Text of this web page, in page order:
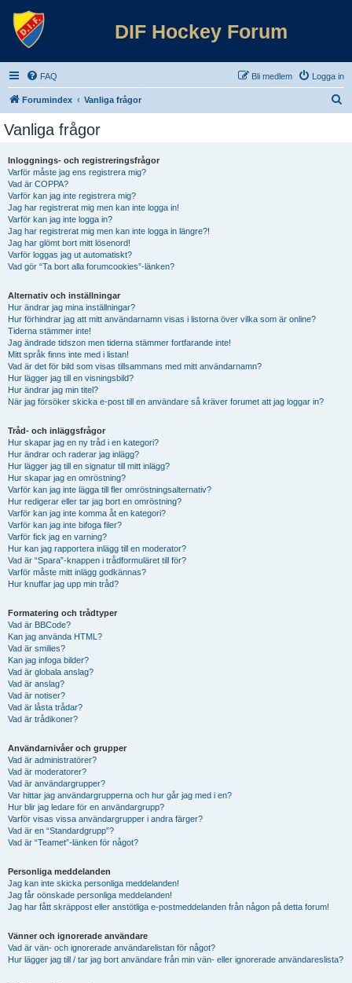
DIF Hockey Forum
FAQ Logga in
Bli medlem
Forumindex Vanliga frågor
Vanliga frågor
Inloggnings- och registreringsfrågor
Varför måste jag ens registrera mig?
Vad är COPPA?
Varför kan jag inte registrera mig?
Jag har registrerat mig men kan inte logga in!
Varför kan jag inte logga in?
Jag har registrerat mig men kan inte logga in längre?!
Jag har glömt bort mitt lösenord!
Varför loggas jag ut automatiskt?
Vad gör “Ta bort alla forumcookies”-länken?
Alternativ och inställningar
Hur ändrar jag mina inställningar?
Hur förhindrar jag att mitt användarnamn visas i listorna över vilka som är online?
Tiderna stämmer inte!
Jag ändrade tidszon men tiderna stämmer fortfarande inte!
Mitt språk finns inte med i listan!
Vad är det för bild som visas tillsammans med mitt användarnamn?
Hur lägger jag till en visningsbild?
Hur ändrar jag min titel?
När jag försöker skicka e-post till en användare så kräver forumet att jag loggar in?
Tråd- och inläggsfrågor
Hur skapar jag en ny tråd i en kategori?
Hur ändrar och raderar jag inlägg?
Hur lägger jag till en signatur till mitt inlägg?
Hur skapar jag en omröstning?
Varför kan jag inte lägga till fler omröstningsalternativ?
Hur redigerar eller tar jag bort en omröstning?
Varför kan jag inte komma åt en kategori?
Varför kan jag inte bifoga filer?
Varför fick jag en varning?
Hur kan jag rapportera inlägg till en moderator?
Vad är “Spara”-knappen i trådformuläret till för?
Varför måste mitt inlägg godkännas?
Hur knuffar jag upp min tråd?
Formatering och trådtyper
Vad är BBCode?
Kan jag använda HTML?
Vad är smilies?
Kan jag infoga bilder?
Vad är globala anslag?
Vad är anslag?
Vad är notiser?
Vad är låsta trådar?
Vad är trådikoner?
Användarnivåer och grupper
Vad är administratörer?
Vad är moderatorer?
Vad är användargrupper?
Var hittar jag användargrupperna och hur går jag med i en?
Hur blir jag ledare för en användargrupp?
Varför visas vissa användargrupper i andra färger?
Vad är en “Standardgrupp”?
Vad är “Teamet”-länken för något?
Personliga meddelanden
Jag kan inte skicka personliga meddelanden!
Jag får oönskade personliga meddelanden!
Jag har fått skräppost eller anstötliga e-postmeddelanden från någon på detta forum!
Vänner och ignorerade användare
Vad är vän- och ignorerade användarelistan för något?
Hur lägger jag till / tar jag bort användare från min vän- eller ignorerade användareslista?